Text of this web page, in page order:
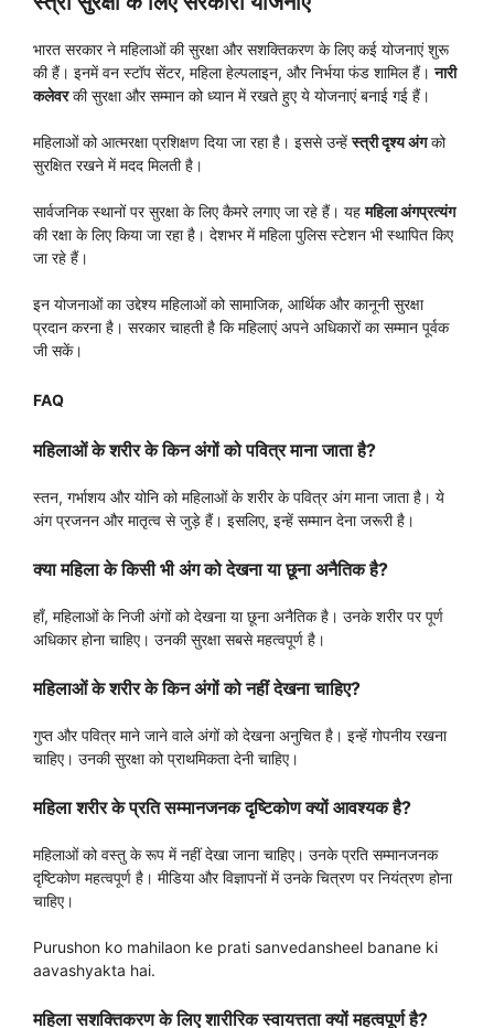
भारत सरकार ने महिलाओं की सुरक्षा और सशक्तिकरण के लिए कई योजनाएं शुरू
की हैं। इनमें वन स्टॉप सेंटर, महिला हेल्पलाइन, और निर्भया फंड शामिल हैं।नारी
कलेवरकी सुरक्षा और सम्मान को ध्यान में रखते हुए ये योजनाएं बनाई गई हैं।
महिलाओं को आत्मरक्षा प्रशिक्षण दिया जा रहा है। इससे उन्हेंस्त्री दृश्य अंगको
सुरक्षित रखने में मदद मिलती है।
सार्वजनिक स्थानों पर सुरक्षा के लिए कैमरे लगाए जा रहे हैं। यहमहिला अंगप्रत्यंग
की रक्षा के लिए किया जा रहा है। देशभर में महिला पुलिस स्टेशन भी स्थापित किए
जा रहे हैं।
इन योजनाओं का उद्देश्य महिलाओं को सामाजिक, आर्थिक और कानूनी सुरक्षा
प्रदान करना है। सरकार चाहती है कि महिलाएं अपने अधिकारों का सम्मान पूर्वक
जी सकें।
FAQ
महिलाओं के शरीर के किन अंगों को पवित्र माना जाता है?
स्तन, गर्भाशय और योनि को महिलाओं के शरीर के पवित्र अंग माना जाता है। ये
अंग प्रजनन और मातृत्व से जुड़े हैं। इसलिए, इन्हें सम्मान देना जरूरी है।
क्या महिला के किसी भी अंग को देखना या छूना अनैतिक है?
हाँ, महिलाओं के निजी अंगों को देखना या छूना अनैतिक है। उनके शरीर पर पूर्ण
अधिकार होना चाहिए। उनकी सुरक्षा सबसे महत्वपूर्ण है।
महिलाओं के शरीर के किन अंगों को नहीं देखना चाहिए?
गुप्त और पवित्र माने जाने वाले अंगों को देखना अनुचित है। इन्हें गोपनीय रखना
चाहिए। उनकी सुरक्षा को प्राथमिकता देनी चाहिए।
महिला शरीर के प्रति सम्मानजनक दृष्टिकोण क्यों आवश्यक है?
महिलाओं को वस्तु के रूप में नहीं देखा जाना चाहिए। उनके प्रति सम्मानजनक
दृष्टिकोण महत्वपूर्ण है। मीडिया और विज्ञापनों में उनके चित्रण पर नियंत्रण होना
चाहिए।
Purushon ko mahilaon ke prati sanvedansheel banane ki
aavashyakta hai.
महिला सशक्तिकरण के लिए शारीरिक स्वायत्तता क्यों महत्वपूर्ण है?